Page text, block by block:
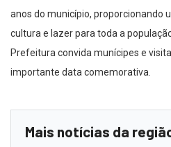
anos do município, proporcionando
cultura e lazer para toda a
Prefeitura convida munícipes e
importante data comemorativa.
Mais notícias da